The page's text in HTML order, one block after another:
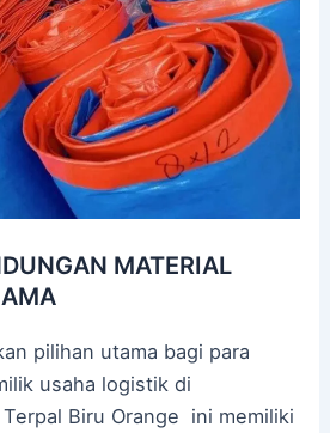
MATERIAL
pilihan utama bagi para
usaha logistik di
Terpal Biru Orange ini memiliki